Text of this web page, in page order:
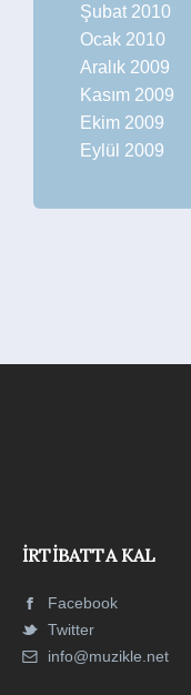
Şubat 2010
Ocak 2010
Aralık 2009
Kasım 2009
Ekim 2009
Eylül 2009
İRTIBATTA KAL
Facebook
Twitter
info@muzikle.net